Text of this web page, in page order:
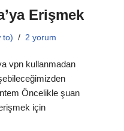
Erişmek
to) 2 yorum
vpn kullanmadan
Öncelikle şuan
için